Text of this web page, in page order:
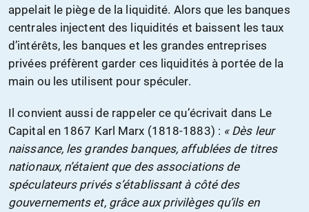
appelait le piège de la liquidité. Alors que les banques
centrales injectent des liquidités et baissent les taux
d’intérêts, les banques et les grandes entreprises
privées préfèrent garder ces liquidités à portée de la
main ou les utilisent pour spéculer.
Il convient aussi de rappeler ce qu’écrivait dans Le
Capital en 1867 Karl Marx (1818-1883) : « Dès leur
naissance, les grandes banques, affublées de titres
nationaux, n’étaient que des associations de
spéculateurs privés s’établissant à côté des
gouvernements et, grâce aux privilèges qu’ils en